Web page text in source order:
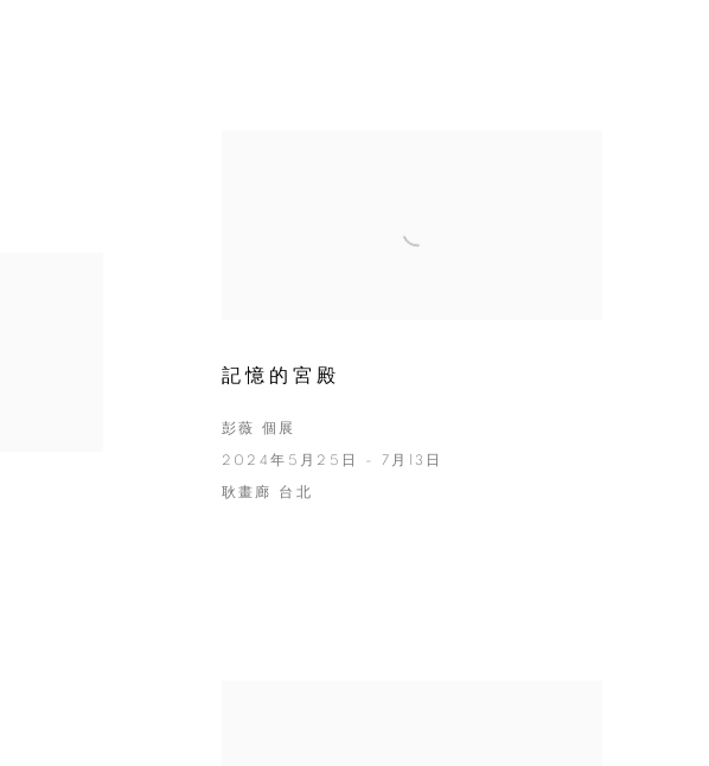
記憶的宮殿
彭薇 個展
2024年5月25日 - 7月13日
耿畫廊 台北